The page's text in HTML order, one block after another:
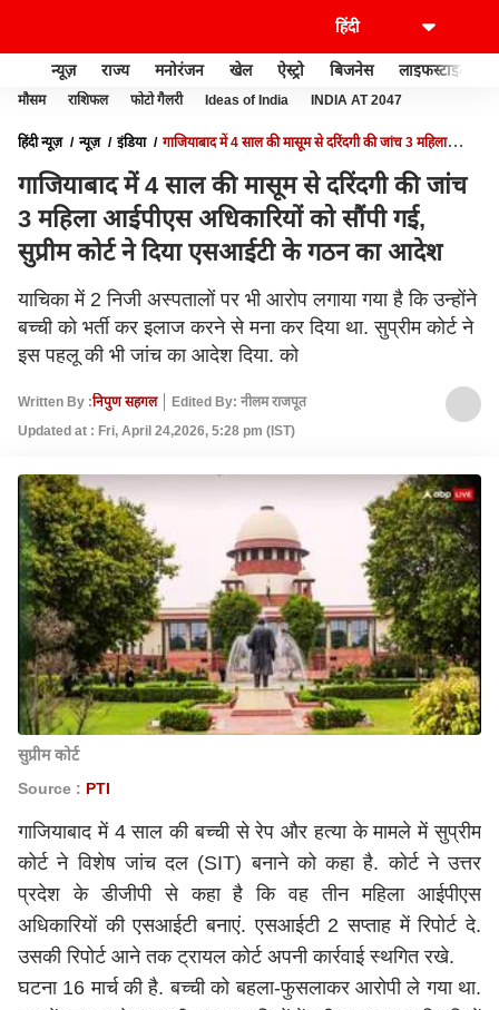
न्यूज़ राज्य मनोरंजन खेल ऐस्ट्रो बिजनेस लाइफस्टाइल
मौसम राशिफल फोटो गैलरी Ideas of India INDIA AT 2047
हिंदी न्यूज़ न्यूज़ इंडिया
गाजियाबाद में 4 साल की मासूम से दरिंदगी की जांच 3 महिला
गाजियाबाद में 4 साल की मासूम से दरिंदगी की जांच
3 महिला आईपीएस अधिकारियों को सौंपी गई,
सुप्रीम कोर्ट ने दिया एसआईटी के गठन का आदेश
याचिका में 2 निजी अस्पतालों पर भी आरोप लगाया गया है कि उन्होंने
बच्ची को भर्ती कर इलाज करने से मना कर दिया था. सुप्रीम कोर्ट ने
इस पहलू की भी जांच का आदेश दिया. को
Written By :निपुण सहगल
Edited By: नीलम राजपूत
Updated at : Fri, April 24,2026, 5:28 pm (IST)
सुप्रीम कोर्ट
Source : PTI
गाजियाबाद में 4 साल की बच्ची से रेप और हत्या के मामले मेंसुप्रीम
कोर्टने विशेष जांच दल (SIT) बनाने को कहा है. कोर्ट ने उत्तर
प्रदेश के डीजीपी से कहा है कि वह तीन महिला आईपीएस
अधिकारियों की एसआईटी बनाएं. एसआईटी 2 सप्ताह में रिपोर्ट दे.
उसकी रिपोर्ट आने तक ट्रायल कोर्ट अपनी कार्रवाई स्थगित रखे.
घटना 16 मार्च की है. बच्ची को बहला-फुसलाकर आरोपी ले गया था.